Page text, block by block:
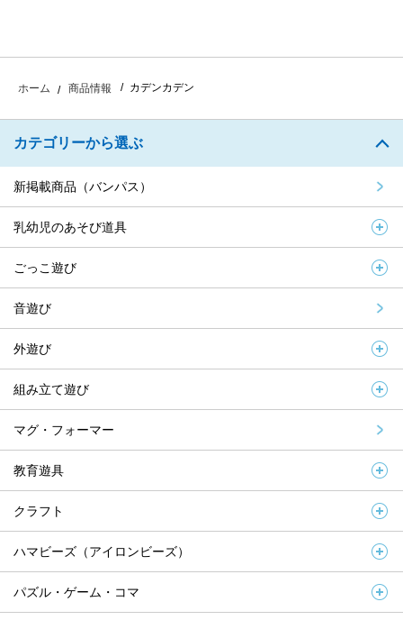
ホーム 商品情報 カデンカデン
カテゴリーから選ぶ
新掲載商品（バンパス）
乳幼児のあそび道具
ごっこ遊び
音遊び
外遊び
組み立て遊び
マグ・フォーマー
教育遊具
クラフト
ハマビーズ（アイロンビーズ）
パズル・ゲーム・コマ